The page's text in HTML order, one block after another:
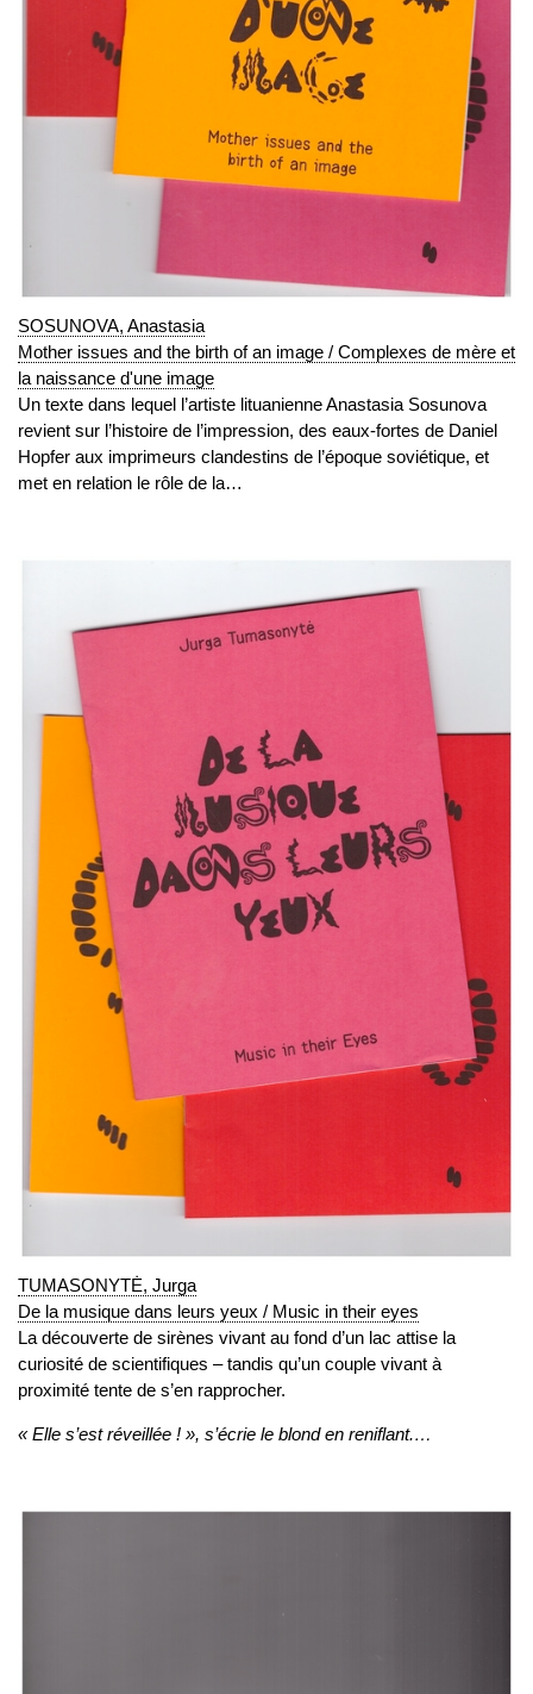
SOSUNOVA, Anastasia
Mother issues and the birth of an image / Complexes de mère et
la naissance d'une image
Un texte dans lequel l’artiste lituanienne Anastasia Sosunova
revient sur l’histoire de l’impression, des eaux-fortes de Daniel
Hopfer aux imprimeurs clandestins de l’époque soviétique, et
met en relation le rôle de la…
TUMASONYTĖ, Jurga
De la musique dans leurs yeux / Music in their eyes
La découverte de sirènes vivant au fond d’un lac attise la
curiosité de scientifiques – tandis qu’un couple vivant à
proximité tente de s’en rapprocher.
« Elle s’est réveillée ! », s’écrie le blond en reniflant.…